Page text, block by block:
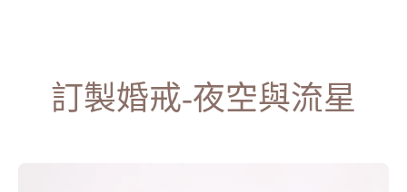
欄
訂製婚戒-夜空與流星